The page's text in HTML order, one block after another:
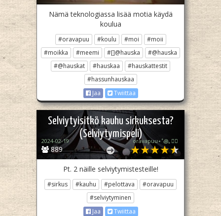
Nämä teknologiassa lisää motia käydä
koulua
#oravapuu #koulu #moi
#moii
#moikka
#meemi #[]@hauska
#@hauska
#@hauskat
#hauskaa
#hauskattestit
#hassunhauskaa
Jaa
Twiittaa
Selviytyisitkö kauhu sirkuksesta?
(Selviytymispeli)
889
2024-02-19 oravapuu⋆˚꩜｡🏳️‍🌈
Pt. 2 näille selviytymistesteille!
#sirkus #kauhu #pelottava
#oravapuu
#selviytyminen
Jaa
Twiittaa